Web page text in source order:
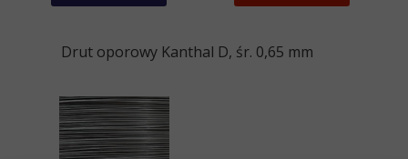
Drut oporowy Kanthal D, śr. 0,65 mm